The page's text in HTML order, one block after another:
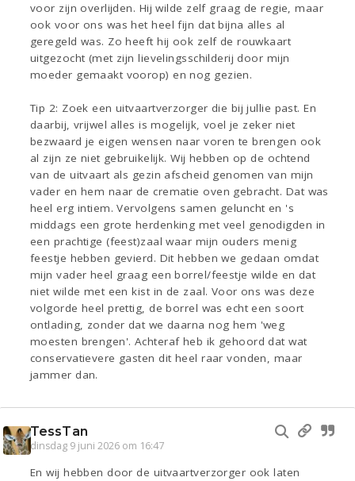
voor zijn overlijden. Hij wilde zelf graag de regie, maar
ook voor ons was het heel fijn dat bijna alles al
geregeld was. Zo heeft hij ook zelf de rouwkaart
uitgezocht (met zijn lievelingsschilderij door mijn
moeder gemaakt voorop) en nog gezien.
Tip 2: Zoek een uitvaartverzorger die bij jullie past. En
daarbij, vrijwel alles is mogelijk, voel je zeker niet
bezwaard je eigen wensen naar voren te brengen ook
al zijn ze niet gebruikelijk. Wij hebben op de ochtend
van de uitvaart als gezin afscheid genomen van mijn
vader en hem naar de crematie oven gebracht. Dat was
heel erg intiem. Vervolgens samen geluncht en 's
middags een grote herdenking met veel genodigden in
een prachtige (feest)zaal waar mijn ouders menig
feestje hebben gevierd. Dit hebben we gedaan omdat
mijn vader heel graag een borrel/feestje wilde en dat
niet wilde met een kist in de zaal. Voor ons was deze
volgorde heel prettig, de borrel was echt een soort
ontlading, zonder dat we daarna nog hem 'weg
moesten brengen'. Achteraf heb ik gehoord dat wat
conservatievere gasten dit heel raar vonden, maar
jammer dan.
TessTan
dinsdag 9 juni 2026 om 16:47
En wij hebben door de uitvaartverzorger ook laten